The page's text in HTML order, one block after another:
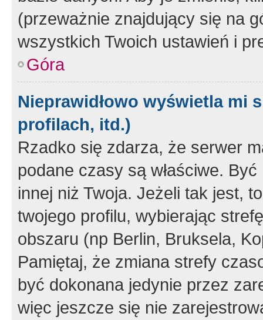
(przeważnie znajdujący się na
wszystkich Twoich ustawień i
Góra
Nieprawidłowo wyświetla mi
profilach, itd.)
Rzadko się zdarza, że serwer
podane czasy są właściwe.
innej niż Twoja. Jeżeli tak jest,
twojego profilu, wybierając
obszaru (np Berlin, Bruksela,
Pamiętaj, że zmiana strefy
być dokonana jedynie przez
więc jeszcze się nie